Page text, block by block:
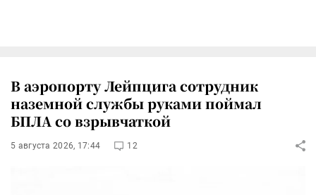
В аэропорту Лейпцига сотрудник
наземной службы руками поймал
БПЛА со взрывчаткой
5 августа 2026, 17:44 12